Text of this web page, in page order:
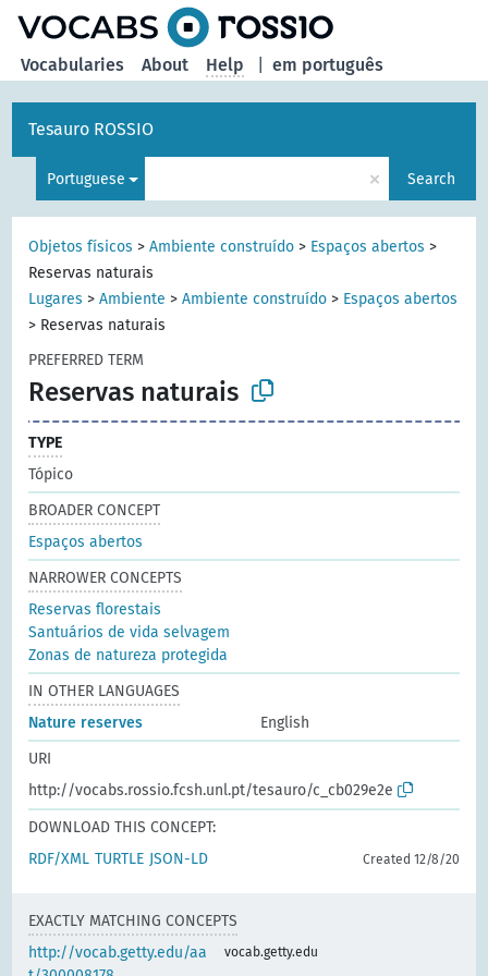
em português
Vocabularies About Help
Tesauro ROSSIO
Portuguese × Search
Objetos físicos >Ambiente construído > Espaços abertos >
Reservas naturais
Lugares >Ambiente >Ambiente construído > Espaços abertos
> Reservas naturais
PREFERRED TERM
Reservas naturais
TYPE
Tópico
BROADER CONCEPT
Espaços abertos
NARROWER CONCEPTS
Reservas florestais
Santuários de vida selvagem
Zonas de natureza protegida
IN OTHER LANGUAGES
Nature reserves
English
URI
http://vocabs.rossio.fcsh.unl.pt/tesauro/c_cb029e2e
DOWNLOAD THIS CONCEPT:
RDF/XML TURTLE JSON-LD Created 12/8/20
EXACTLY MATCHING CONCEPTS
http://vocab.getty.edu/aa
vocab.getty.edu